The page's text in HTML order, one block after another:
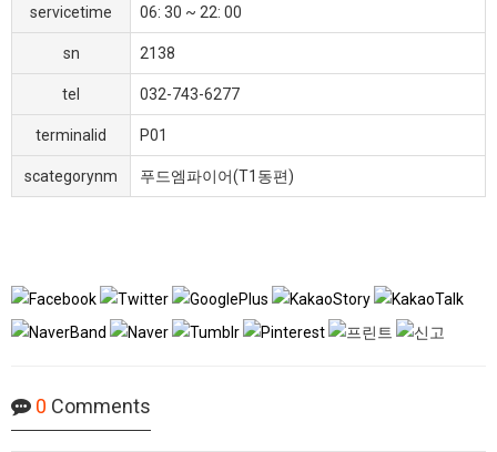
servicetime 06: 30 ~ 22: 00
sn 2138
tel 032-743-6277
terminalid P01
scategorynm 푸드엠파이어(T1동편)
0 Comments